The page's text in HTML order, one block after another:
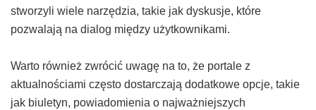
stworzyli wiele narzędzia, takie jak dyskusje, które
pozwalają na dialog między użytkownikami.
Warto również zwrócić uwagę na to, że portale z
aktualnościami często dostarczają dodatkowe opcje, takie
jak biuletyn, powiadomienia o najważniejszych